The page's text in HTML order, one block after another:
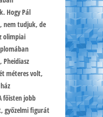
Hogy Pál
nem tudjuk, de
olimpiai
méteres volt,
főisten jobb
győzelmi figurát